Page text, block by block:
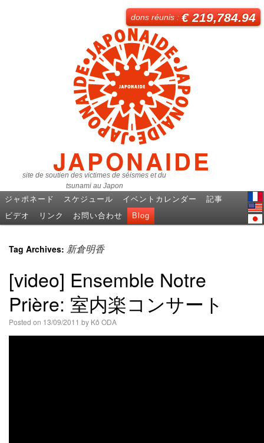
JAPONAIDE
site de soutien des victimes de séismes et du
tsunami au Japon
dons réunis :€ 219,784.94
ジャポネード スケジュール イベントカレンダー
記事
ビデオ
リンク お問い合わせ Blog
Tag Archives: 新倉明香
[video] Ensemble Notre
Prière: 室内楽コンサート
Posted on 13/09/2011 by Kô ODA